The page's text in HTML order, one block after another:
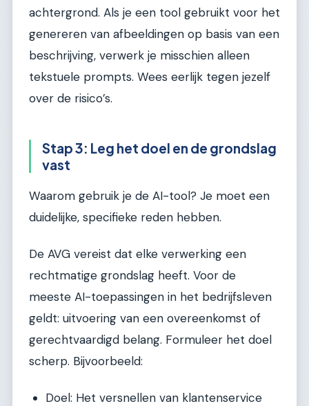
achtergrond. Als je een tool gebruikt voor het
genereren van afbeeldingen op basis van een
beschrijving, verwerk je misschien alleen
tekstuele prompts. Wees eerlijk tegen jezelf
over de risico’s.
Stap 3: Leg het doel en de grondslag
vast
Waarom gebruik je de AI-tool? Je moet een
duidelijke, specifieke reden hebben.
De AVG vereist dat elke verwerking een
rechtmatige grondslag heeft. Voor de
meeste AI-toepassingen in het bedrijfsleven
geldt: uitvoering van een overeenkomst of
gerechtvaardigd belang. Formuleer het doel
scherp. Bijvoorbeeld:
Doel: Het versnellen van klantenservice